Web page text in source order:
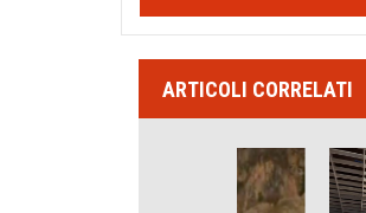
ARTICOLI CORRELATI